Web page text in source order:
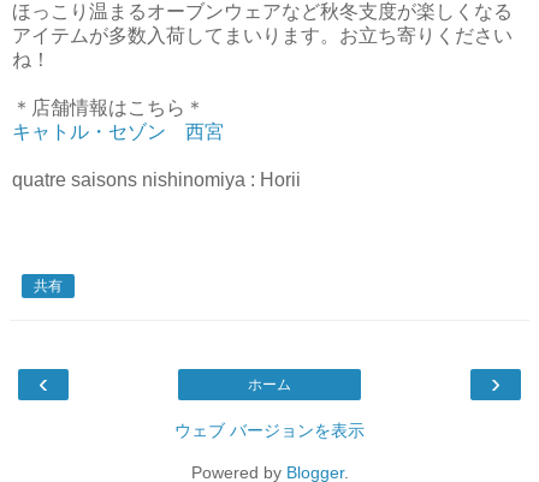
ほっこり温まるオーブンウェアなど秋冬支度が楽しくなる
アイテムが多数入荷してまいります。お立ち寄りください
ね！
＊店舗情報はこちら＊
キャトル・セゾン 西宮
quatre saisons nishinomiya : Horii
共有
‹ ›
ホーム
ウェブ バージョンを表示
Powered by Blogger.